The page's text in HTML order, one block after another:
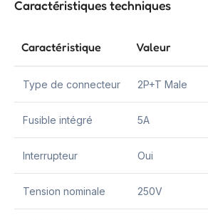
Caractéristiques techniques
Caractéristique Valeur
Type de connecteur 2P+T Male
Fusible intégré 5A
Interrupteur Oui
Tension nominale 250V